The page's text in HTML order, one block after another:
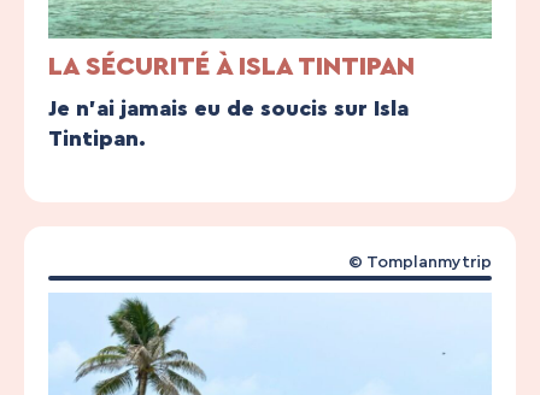
LA SÉCURITÉ À ISLA TINTIPAN
Je n’ai jamais eu de soucis sur Isla
Tintipan.
© Tomplanmytrip